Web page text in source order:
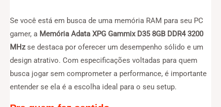
Se você está em busca de uma memória RAM para seu PC
gamer, a Memória Adata XPG Gammix D35 8GB DDR4 3200
MHzse destaca por oferecer um desempenho sólido e um
design atrativo. Com especificações voltadas para quem
busca jogar sem comprometer a performance, é importante
entender se ela é a escolha ideal para o seu setup.